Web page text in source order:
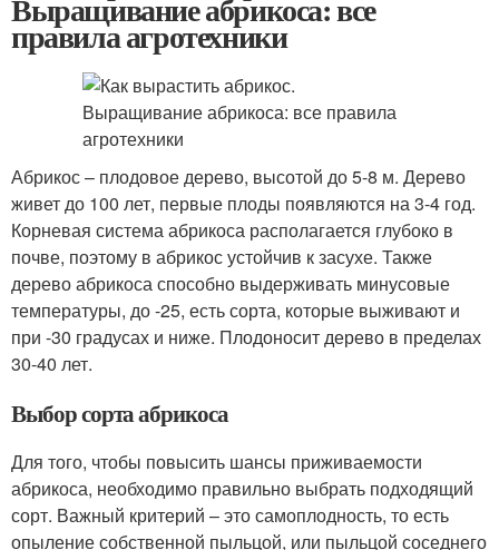
Выращивание абрикоса: все
правила агротехники
Абрикос – плодовое дерево, высотой до 5-8 м. Дерево
живет до 100 лет, первые плоды появляются на 3-4 год.
Корневая система абрикоса располагается глубоко в
почве, поэтому в абрикос устойчив к засухе. Также
дерево абрикоса способно выдерживать минусовые
температуры, до -25, есть сорта, которые выживают и
при -30 градусах и ниже. Плодоносит дерево в пределах
30-40 лет.
Выбор сорта абрикоса
Для того, чтобы повысить шансы приживаемости
абрикоса, необходимо правильно выбрать подходящий
сорт. Важный критерий – это самоплодность, то есть
опыление собственной пыльцой, или пыльцой соседнего